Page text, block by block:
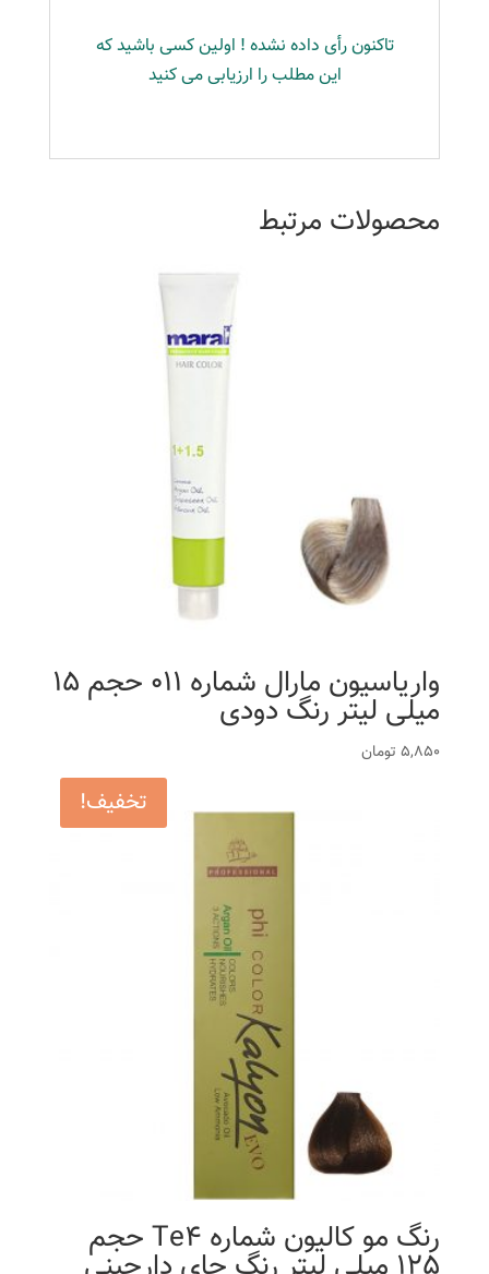
تاکنون رأی داده نشده ! اولین کسی باشید که
این مطلب را ارزیابی می کنید
محصولات مرتبط
واریاسیون مارال شماره 011 حجم 15
میلی لیتر رنگ دودی
5,850 تومان
تخفیف!
رنگ مو کالیون شماره Te4 حجم